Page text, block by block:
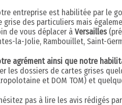
entreprise est habilitée par le
grise des particuliers mais
de vous déplacer à Versailles
la-Jolie, Rambouillet, Saint-
agrément ainsi que notre
les dossiers de cartes grises
et DOM TOM) et
pas à lire les avis rédigés